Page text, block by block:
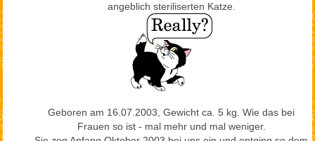
angeblich steriliserten Katze.
Geboren am 16.07.2003, Gewicht ca. 5 kg. Wie das bei
Frauen so ist - mal mehr und mal weniger.